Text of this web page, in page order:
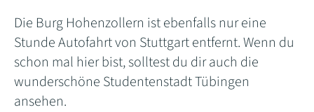
Die Burg Hohenzollern ist ebenfalls nur eine
Stunde Autofahrt von Stuttgart entfernt. Wenn du
schon mal hier bist, solltest du dir auch die
wunderschöne Studentenstadt Tübingen
ansehen.